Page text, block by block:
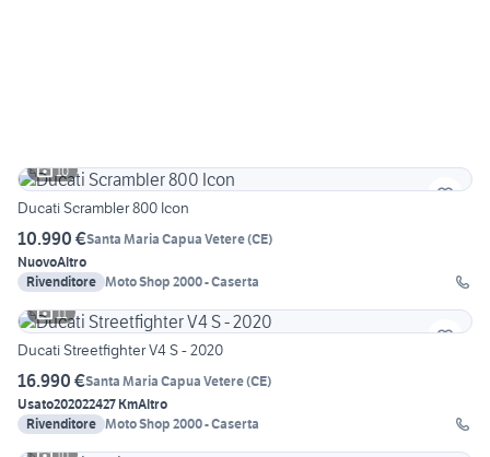
10
Ducati Scrambler 800 Icon
10.990 €Santa Maria Capua Vetere(CE)
NuovoAltro
Rivenditore Moto Shop 2000 - Caserta
11
Ducati Streetfighter V4 S - 2020
16.990 €Santa Maria Capua Vetere(CE)
Usato202022427 KmAltro
Rivenditore Moto Shop 2000 - Caserta